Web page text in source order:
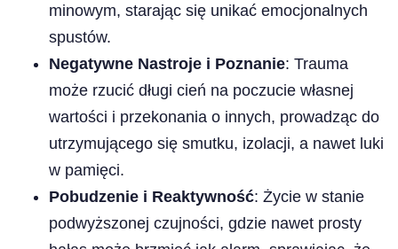
minowym, starając się unikać emocjonalnych
spustów.
Negatywne Nastroje i Poznanie: Trauma
może rzucić długi cień na poczucie własnej
wartości i przekonania o innych, prowadząc do
utrzymującego się smutku, izolacji, a nawet luki
w pamięci.
Pobudzenie i Reaktywność: Życie w stanie
podwyższonej czujności, gdzie nawet prosty